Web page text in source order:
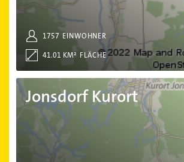
EINWOHNER
1757
FLÄCHE
41.01 KM²
Jonsdorf Kurort
Jonsdorf Kurort